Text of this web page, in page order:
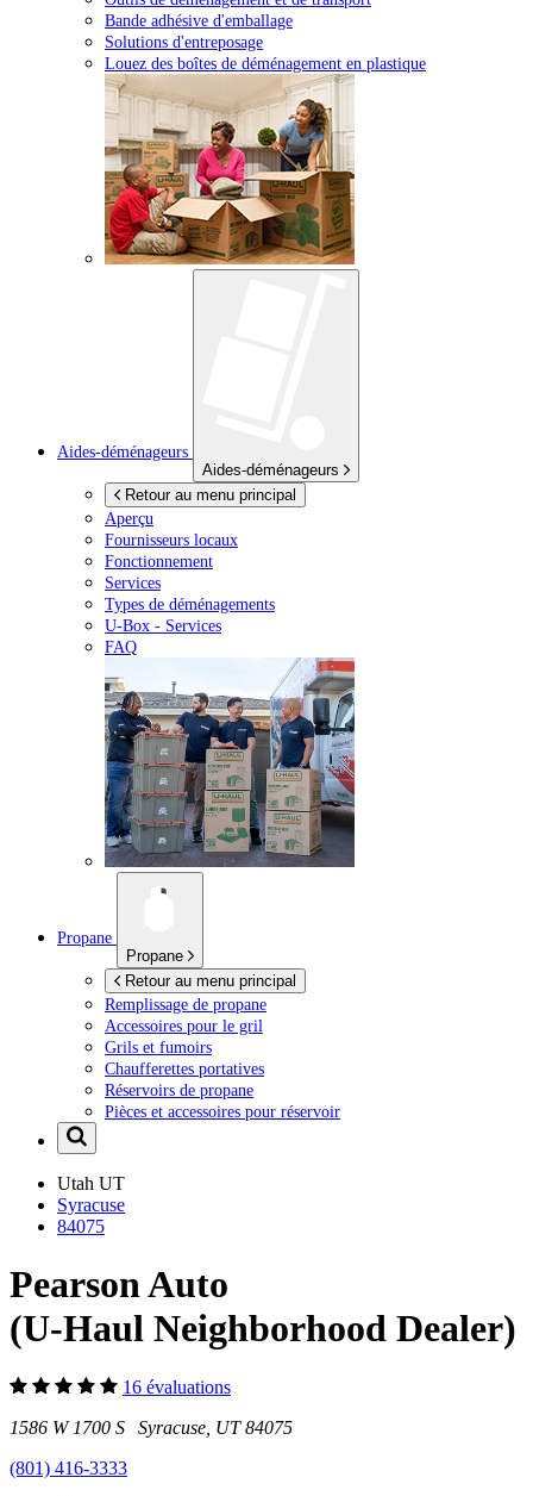
Bande adhésive d'emballage
Solutions d'entreposage
Louez des boîtes de déménagement en plastique
Aides-déménageurs
Aides-déménageurs
Retour au menu principal
Aperçu
Fournisseurs locaux
Fonctionnement
Services
Types de déménagements
U-Box - Services
FAQ
Propane
Propane
Retour au menu principal
Remplissage de propane
Accessoires pour le gril
Grils et fumoirs
Chaufferettes portatives
Réservoirs de propane
Pièces et accessoires pour réservoir
Utah UT
Syracuse
84075
Pearson Auto
(U-Haul Neighborhood Dealer)
16 évaluations
1586 W 1700 S Syracuse, UT 84075
(801) 416-3333